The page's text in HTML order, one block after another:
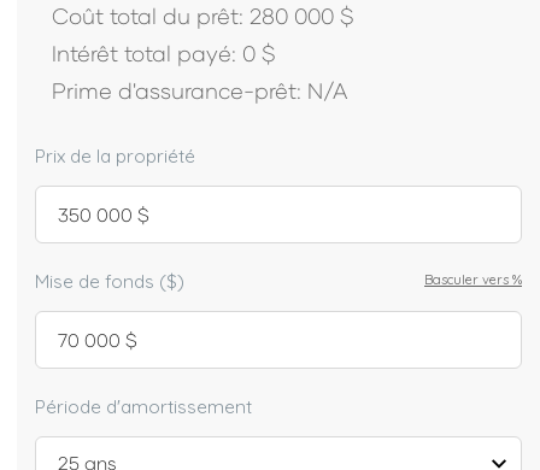
Coût total du prêt: 280 000 $
Intérêt total payé: 0 $
Prime d'assurance-prêt: N/A
Prix de la propriété
Basculer vers %
Mise de fonds ($)
Période d'amortissement